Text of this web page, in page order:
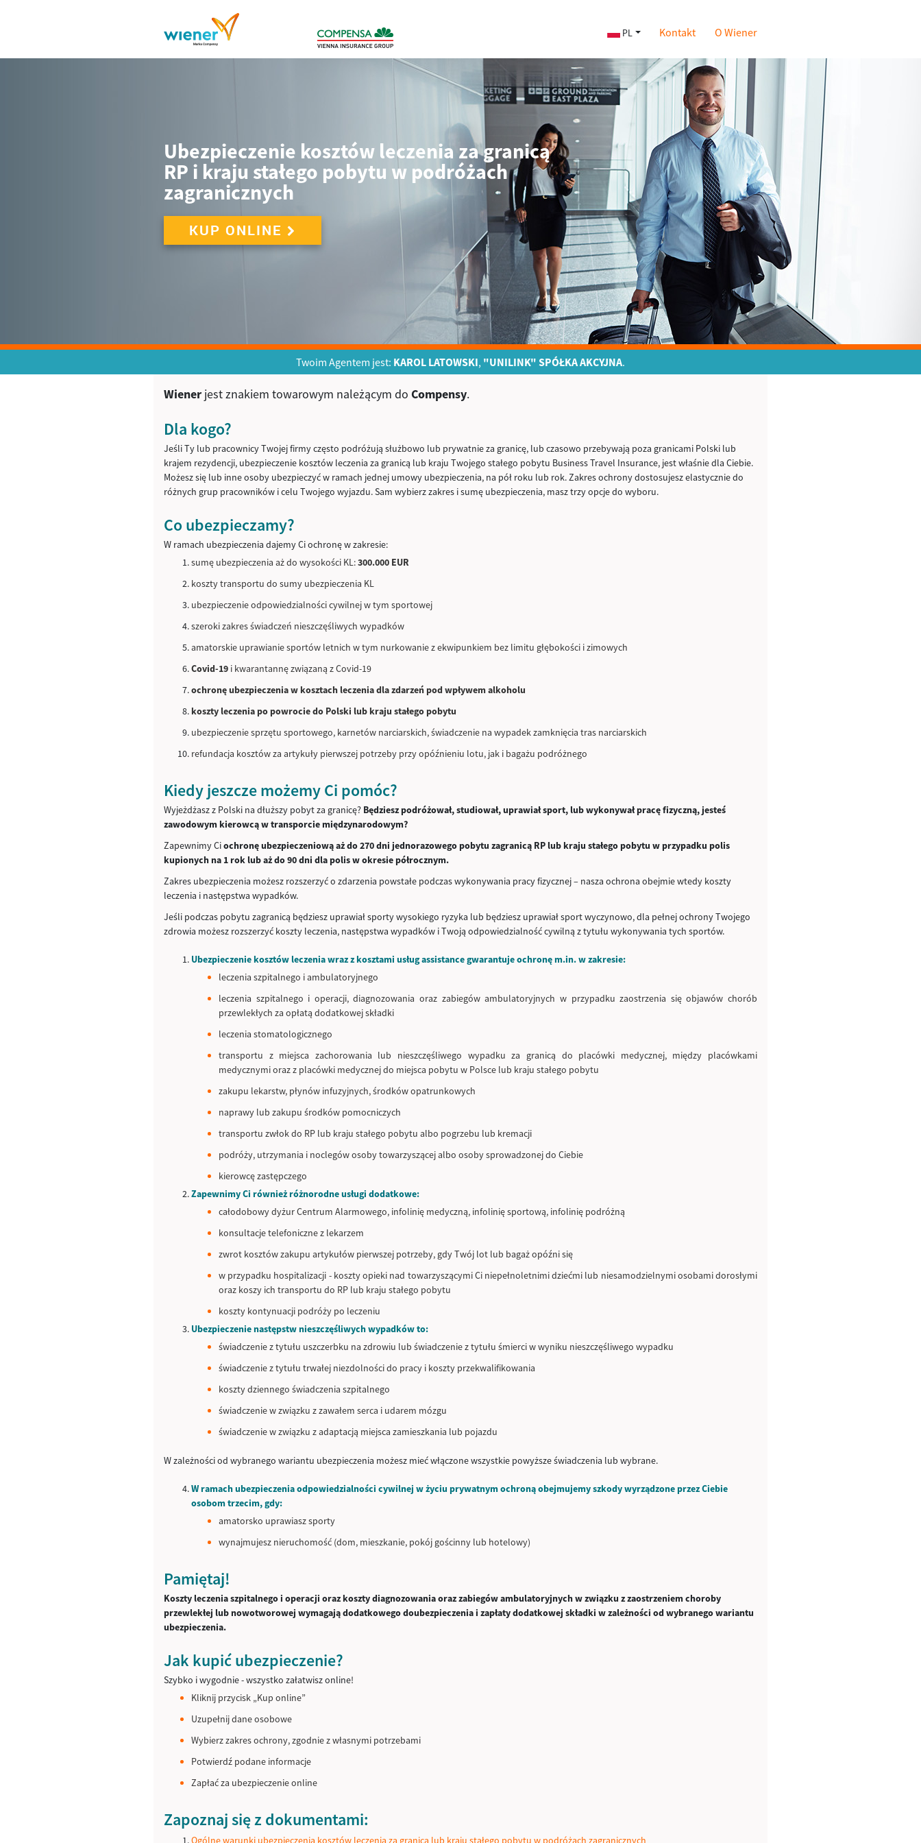
PL Kontakt O Wiener
Ubezpieczenie kosztów leczenia za granicą
RP i kraju stałego pobytu w podróżach
zagranicznych
KUP ONLINE
Twoim Agentem jest: KAROL LATOWSKI, "UNILINK" SPÓŁKA AKCYJNA.
Wiener jest znakiem towarowym należącym do Compensy.
Dla kogo?
Jeśli Ty lub pracownicy Twojej firmy często podróżują służbowo lub prywatnie za granicę, lub czasowo przebywają poza granicami Polski lub
krajem rezydencji, ubezpieczenie kosztów leczenia za granicą lub kraju Twojego stałego pobytu Business Travel Insurance, jest właśnie dla Ciebie.
Możesz się lub inne osoby ubezpieczyć w ramach jednej umowy ubezpieczenia, na pół roku lub rok. Zakres ochrony dostosujesz elastycznie do
różnych grup pracowników i celu Twojego wyjazdu. Sam wybierz zakres i sumę ubezpieczenia, masz trzy opcje do wyboru.
Co ubezpieczamy?
W ramach ubezpieczenia dajemy Ci ochronę w zakresie:
sumę ubezpieczenia aż do wysokości KL:300.000 EUR
koszty transportu do sumy ubezpieczenia KL
ubezpieczenie odpowiedzialności cywilnej w tym sportowej
szeroki zakres świadczeń nieszczęśliwych wypadków
amatorskie uprawianie sportów letnich w tym nurkowanie z ekwipunkiem bez limitu głębokości i zimowych
Covid-19 i kwarantannę związaną z Covid-19
ochronę ubezpieczenia w kosztach leczenia dla zdarzeń pod wpływem alkoholu
koszty leczenia po powrocie do Polski lub kraju stałego pobytu
ubezpieczenie sprzętu sportowego, karnetów narciarskich, świadczenie na wypadek zamknięcia tras narciarskich
refundacja kosztów za artykuły pierwszej potrzeby przy opóźnieniu lotu, jak i bagażu podróżnego
Kiedy jeszcze możemy Ci pomóc?
Wyjeżdżasz z Polski na dłuższy pobyt za granicę? Będziesz podróżował, studiował, uprawiał sport, lub wykonywał pracę fizyczną, jesteś
zawodowym kierowcą w transporcie międzynarodowym?
Zapewnimy Ciochronę ubezpieczeniową aż do 270 dni jednorazowego pobytu zagranicą RP lub kraju stałego pobytu w przypadku polis
kupionych na 1 rok lub aż do 90 dni dla polis w okresie półrocznym.
Zakres ubezpieczenia możesz rozszerzyć o zdarzenia powstałe podczas wykonywania pracy fizycznej – nasza ochrona obejmie wtedy koszty
leczenia i następstwa wypadków.
Jeśli podczas pobytu zagranicą będziesz uprawiał sporty wysokiego ryzyka lub będziesz uprawiał sport wyczynowo, dla pełnej ochrony Twojego
zdrowia możesz rozszerzyć koszty leczenia, następstwa wypadków i Twoją odpowiedzialność cywilną z tytułu wykonywania tych sportów.
Ubezpieczenie kosztów leczenia wraz z kosztami usług assistance gwarantuje ochronę m.in. w zakresie:
leczenia szpitalnego i ambulatoryjnego
leczenia szpitalnego i operacji, diagnozowania oraz zabiegów ambulatoryjnych w przypadku zaostrzenia się objawów chorób
przewlekłych za opłatą dodatkowej składki
leczenia stomatologicznego
transportu z miejsca zachorowania lub nieszczęśliwego wypadku za granicą do placówki medycznej, między placówkami
medycznymi oraz z placówki medycznej do miejsca pobytu w Polsce lub kraju stałego pobytu
zakupu lekarstw, płynów infuzyjnych, środków opatrunkowych
naprawy lub zakupu środków pomocniczych
transportu zwłok do RP lub kraju stałego pobytu albo pogrzebu lub kremacji
podróży, utrzymania i noclegów osoby towarzyszącej albo osoby sprowadzonej do Ciebie
kierowcę zastępczego
Zapewnimy Ci również różnorodne usługi dodatkowe:
całodobowy dyżur Centrum Alarmowego, infolinię medyczną, infolinię sportową, infolinię podróżną
konsultacje telefoniczne z lekarzem
zwrot kosztów zakupu artykułów pierwszej potrzeby, gdy Twój lot lub bagaż opóźni się
w przypadku hospitalizacji - koszty opieki nad towarzyszącymi Ci niepełnoletnimi dziećmi lub niesamodzielnymi osobami dorosłymi
oraz koszy ich transportu do RP lub kraju stałego pobytu
koszty kontynuacji podróży po leczeniu
Ubezpieczenie następstw nieszczęśliwych wypadków to:
świadczenie z tytułu uszczerbku na zdrowiu lub świadczenie z tytułu śmierci w wyniku nieszczęśliwego wypadku
świadczenie z tytułu trwałej niezdolności do pracy i koszty przekwalifikowania
koszty dziennego świadczenia szpitalnego
świadczenie w związku z zawałem serca i udarem mózgu
świadczenie w związku z adaptacją miejsca zamieszkania lub pojazdu
W zależności od wybranego wariantu ubezpieczenia możesz mieć włączone wszystkie powyższe świadczenia lub wybrane.
W ramach ubezpieczenia odpowiedzialności cywilnej w życiu prywatnym ochroną obejmujemy szkody wyrządzone przez Ciebie
osobom trzecim, gdy:
amatorsko uprawiasz sporty
wynajmujesz nieruchomość (dom, mieszkanie, pokój gościnny lub hotelowy)
Pamiętaj!
Koszty leczenia szpitalnego i operacji oraz koszty diagnozowania oraz zabiegów ambulatoryjnych w związku z zaostrzeniem choroby
przewlekłej lub nowotworowej wymagają dodatkowego doubezpieczenia i zapłaty dodatkowej składki w zależności od wybranego wariantu
ubezpieczenia.
Jak kupić ubezpieczenie?
Szybko i wygodnie - wszystko załatwisz online!
Kliknij przycisk „Kup online”
Uzupełnij dane osobowe
Wybierz zakres ochrony, zgodnie z własnymi potrzebami
Potwierdź podane informacje
Zapłać za ubezpieczenie online
Zapoznaj się z dokumentami:
Ogólne warunki ubezpieczenia kosztów leczenia za granicą lub kraju stałego pobytu w podróżach zagranicznych